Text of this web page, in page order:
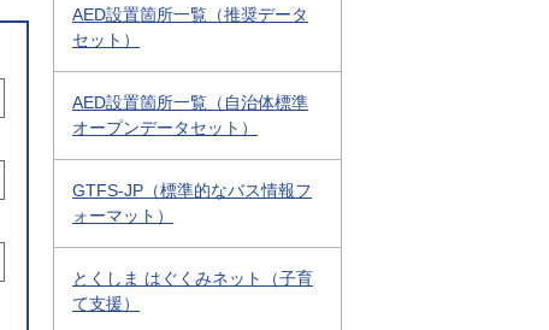
AED設置箇所一覧（推奨データ
セット）
AED設置箇所一覧（自治体標準
オープンデータセット）
GTFS-JP（標準的なバス情報フ
ォーマット）
とくしま はぐくみネット（子育
て支援）